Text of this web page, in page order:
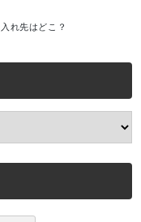
れ先はどこ？